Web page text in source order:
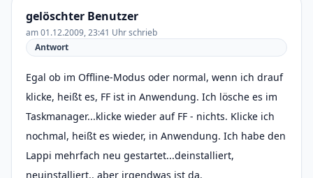
gelöschter Benutzer
am 01.12.2009, 23:41 Uhr schrieb
Antwort
Egal ob im Offline-Modus oder normal, wenn ich drauf
klicke, heißt es, FF ist in Anwendung. Ich lösche es im
Taskmanager...klicke wieder auf FF - nichts. Klicke ich
nochmal, heißt es wieder, in Anwendung. Ich habe den
Lappi mehrfach neu gestartet...deinstalliert,
neuinstalliert.. aber irgendwas ist da.